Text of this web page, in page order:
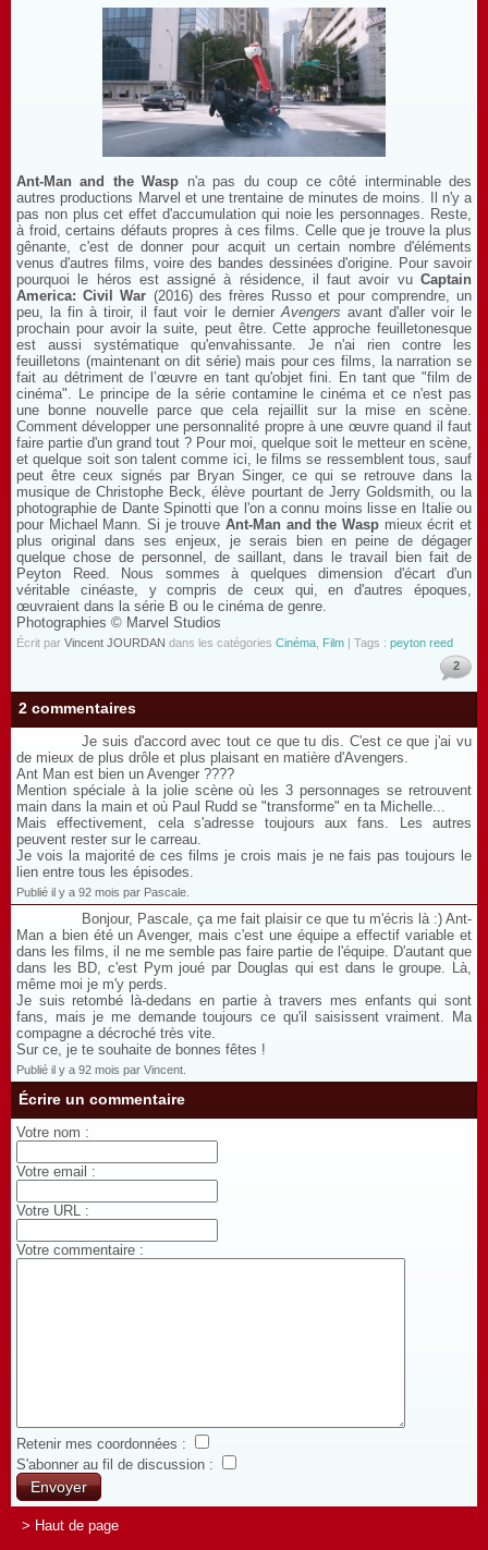
Ant-Man and the Wasp n'a pas du coup ce côté interminable des
autres productions Marvel et une trentaine de minutes de moins. Il n'y a
pas non plus cet effet d'accumulation qui noie les personnages. Reste,
à froid, certains défauts propres à ces films. Celle que je trouve la plus
gênante, c'est de donner pour acquit un certain nombre d'éléments
venus d'autres films, voire des bandes dessinées d'origine. Pour savoir
pourquoi le héros est assigné à résidence, il faut avoir vu Captain
America: Civil War (2016) des frères Russo et pour comprendre, un
peu, la fin à tiroir, il faut voir le dernier Avengers avant d'aller voir le
prochain pour avoir la suite, peut être. Cette approche feuilletonesque
est aussi systématique qu'envahissante. Je n'ai rien contre les
feuilletons (maintenant on dit série) mais pour ces films, la narration se
fait au détriment de l’œuvre en tant qu'objet fini. En tant que "film de
cinéma". Le principe de la série contamine le cinéma et ce n'est pas
une bonne nouvelle parce que cela rejaillit sur la mise en scène.
Comment développer une personnalité propre à une œuvre quand il faut
faire partie d'un grand tout ? Pour moi, quelque soit le metteur en scène,
et quelque soit son talent comme ici, le films se ressemblent tous, sauf
peut être ceux signés par Bryan Singer, ce qui se retrouve dans la
musique de Christophe Beck, élève pourtant de Jerry Goldsmith, ou la
photographie de Dante Spinotti que l'on a connu moins lisse en Italie ou
pour Michael Mann. Si je trouve Ant-Man and the Wasp mieux écrit et
plus original dans ses enjeux, je serais bien en peine de dégager
quelque chose de personnel, de saillant, dans le travail bien fait de
Peyton Reed. Nous sommes à quelques dimension d'écart d'un
véritable cinéaste, y compris de ceux qui, en d'autres époques,
œuvraient dans la série B ou le cinéma de genre.
Photographies © Marvel Studios
Écrit par Vincent JOURDAN dans les catégories Cinéma Film | Tags : peyton reed
2
2 commentaires
Je suis d'accord avec tout ce que tu dis. C'est ce que j'ai vu
de mieux de plus drôle et plus plaisant en matière d'Avengers.
Ant Man est bien un Avenger ????
Mention spéciale à la jolie scène où les 3 personnages se retrouvent
main dans la main et où Paul Rudd se "transforme" en ta Michelle...
Mais effectivement, cela s'adresse toujours aux fans. Les autres
peuvent rester sur le carreau.
Je vois la majorité de ces films je crois mais je ne fais pas toujours le
lien entre tous les épisodes.
Publié il y a 92 mois par Pascale.
Bonjour, Pascale, ça me fait plaisir ce que tu m'écris là :) Ant-
Man a bien été un Avenger, mais c'est une équipe a effectif variable et
dans les films, il ne me semble pas faire partie de l'équipe. D'autant que
dans les BD, c'est Pym joué par Douglas qui est dans le groupe. Là,
même moi je m'y perds.
Je suis retombé là-dedans en partie à travers mes enfants qui sont
fans, mais je me demande toujours ce qu'il saisissent vraiment. Ma
compagne a décroché très vite.
Sur ce, je te souhaite de bonnes fêtes !
Publié il y a 92 mois par Vincent.
Écrire un commentaire
Votre nom :
Votre email :
Votre URL :
Votre commentaire :
Retenir mes coordonnées :
S'abonner au fil de discussion :
> Haut de page